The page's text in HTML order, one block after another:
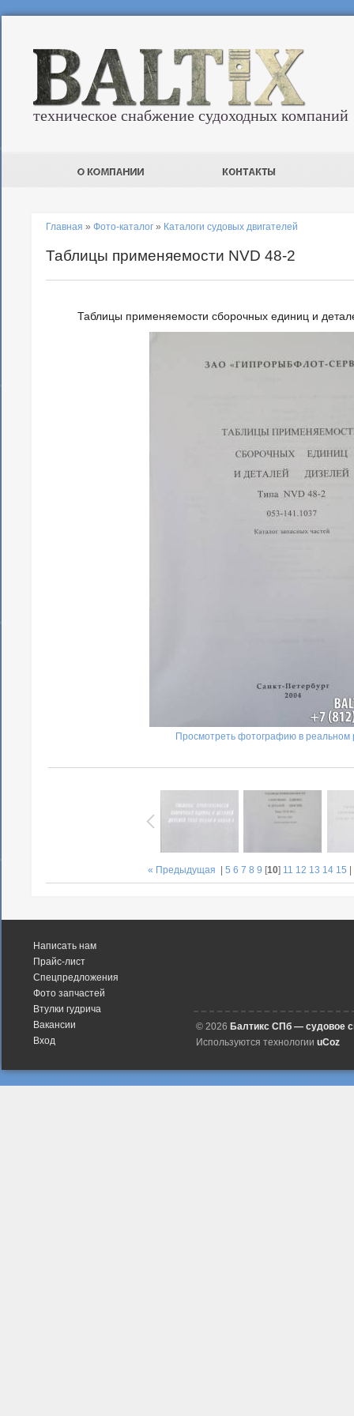
техническое снабжение судоходных компаний
Главная » Фото-каталог » Каталоги судовых двигателей
Таблицы применяемости NVD 48-2
Таблицы применяемости сборочных единиц и
Просмотреть фотографию в реальном
« Предыдущая 5 6 7 8 9 [10] 11 12 13 14 15
Написать нам
Прайс-лист
Спецпредложения
Фото запчастей
Втулки гудрича
Вакансии
Вход
© 2026 Балтикс СПб — судовое
Используются технологии uCoz